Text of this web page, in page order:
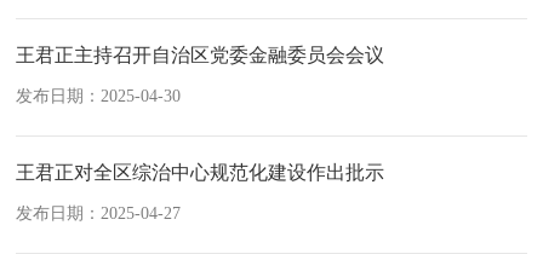
王君正主持召开自治区党委金融委员会会议
发布日期：2025-04-30
王君正对全区综治中心规范化建设作出批示
发布日期：2025-04-27